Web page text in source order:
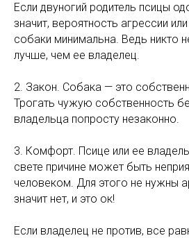
Если двуногий родитель псицы
значит, вероятность агрессии
собаки минимальна. Ведь никто
лучше, чем ее владелец.
2. Закон. Собака — это
Трогать чужую собственность
владельца попросту незаконно.
3. Комфорт. Псице или ее
свете причине может быть
человеком. Для этого не нужны
значит нет, и это ок!
Если владелец не против, все